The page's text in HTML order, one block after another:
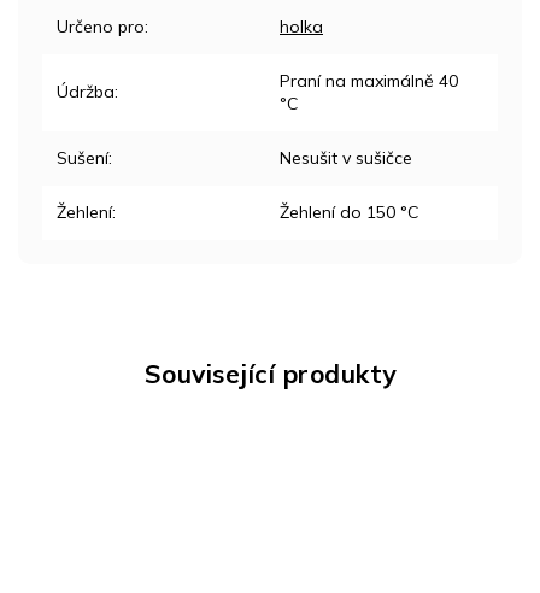
Související produkty
Určeno pro: holka
Údržba:
Praní na maximálně 40
°C
Sušení: Nesušit v sušičce
Žehlení: Žehlení do 150 °C